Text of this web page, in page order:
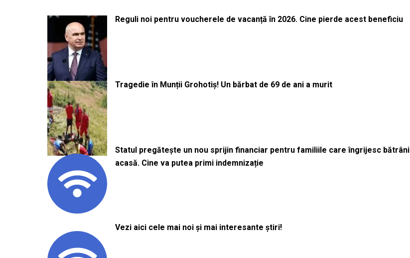
Reguli noi pentru voucherele de vacanță în 2026. Cine pierde acest beneficiu
Tragedie în Munții Grohotiș! Un bărbat de 69 de ani a murit
Statul pregătește un nou sprijin financiar pentru familiile care îngrijesc bătrâni
acasă. Cine va putea primi indemnizație
Vezi aici cele mai noi și mai interesante știri!